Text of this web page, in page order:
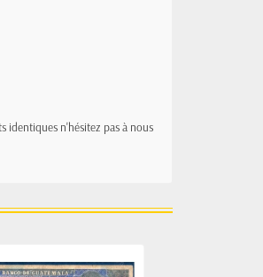
identiques n'hésitez pas à nous